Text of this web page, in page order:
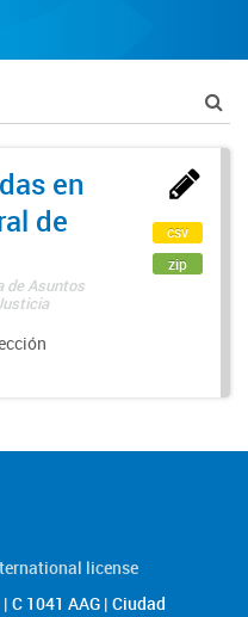
en
de
de Asuntos
csv
zip
license
1041 AAG | Ciudad